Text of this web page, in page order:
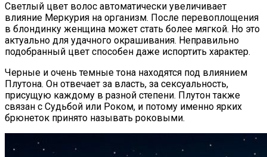
Светлый цвет волос автоматически увеличивает
влияние Меркурия на организм. После перевоплощения
в блондинку женщина может стать более мягкой. Но это
актуально для удачного окрашивания. Неправильно
подобранный цвет способен даже испортить характер.
Черные и очень темные тона находятся под влиянием
Плутона. Он отвечает за власть, за сексуальность,
присущую каждому в разной степени. Плутон также
связан с Судьбой или Роком, и потому именно ярких
брюнеток принято называть роковыми.